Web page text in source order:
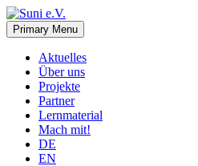
Skip
to
content
Suni e.V.
Deutsch-Namibischer Verein, zur
Primary Menu
Aktuelles
Über uns
Projekte
Partner
Lernmaterial
Mach mit!
DE
EN